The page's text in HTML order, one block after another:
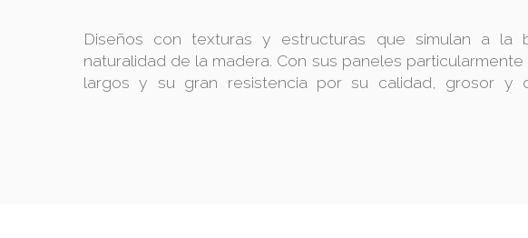
Diseños con texturas y estructuras que simulan a la
naturalidad de la madera. Con sus paneles
largos y su gran resistencia por su calidad, grosor y